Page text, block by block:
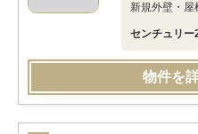
新規外壁・屋
センチュリー
物件を